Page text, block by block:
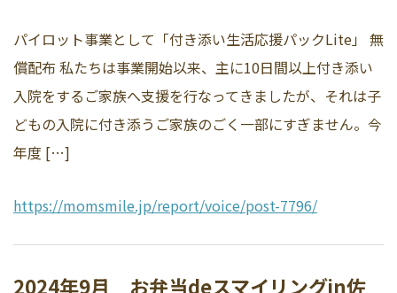
パイロット事業として「付き添い生活応援パックLite」 無
償配布 私たちは事業開始以来、主に10日間以上付き添い
入院をするご家族へ支援を行なってきましたが、それは子
どもの入院に付き添うご家族のごく一部にすぎません。今
年度 […]
https://momsmile.jp/report/voice/post-7796/
2024年9月 お弁当deスマイリングin佐